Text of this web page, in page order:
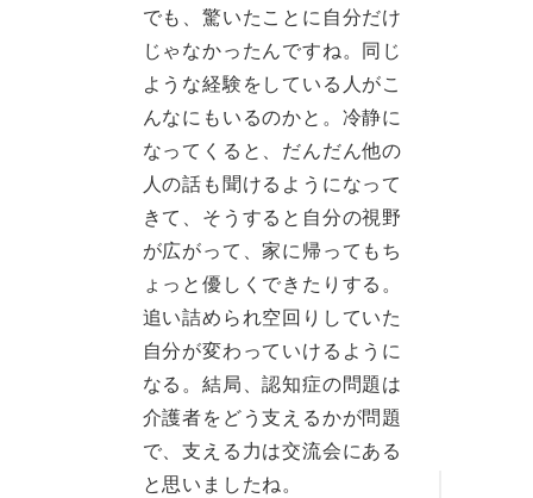
でも、驚いたことに自分だけ
じゃなかったんですね。同じ
ような経験をしている人がこ
んなにもいるのかと。冷静に
なってくると、だんだん他の
人の話も聞けるようになって
きて、そうすると自分の視野
が広がって、家に帰ってもち
ょっと優しくできたりする。
追い詰められ空回りしていた
自分が変わっていけるように
なる。結局、認知症の問題は
介護者をどう支えるかが問題
で、支える力は交流会にある
と思いましたね。